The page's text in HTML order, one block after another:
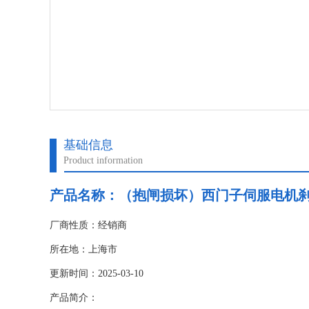
基础信息
Product information
产品名称： （抱闸损坏）西门子伺服电机
厂商性质：经销商
所在地：上海市
更新时间：2025-03-10
产品简介：